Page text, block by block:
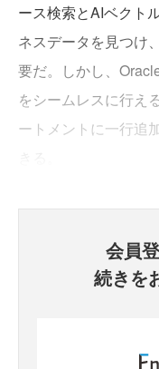
ース検索とAIベクト
ネスデータを見つけ
要だ。しかし、
をシームレスに行え
ートメントに一行追
会員
続きを